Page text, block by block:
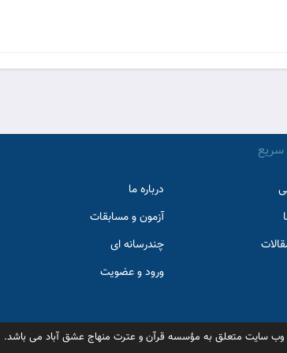
درباره ما
آزمون و مسابقات
چندرسانه ای
ورود و عضویت
وب سایت متعلق به مؤسسه قرآن و عترت منهاج عشق آباد می باشد.